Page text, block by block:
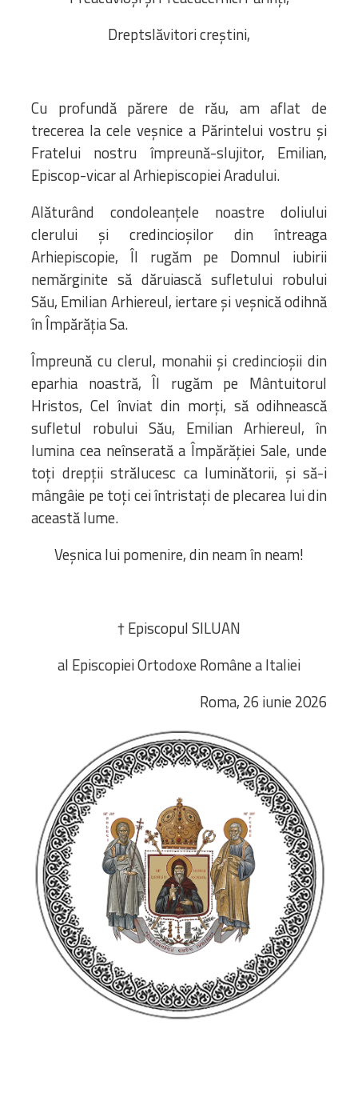
Parohiilor
Dreptslăvitori creștini,
Cu profundă părere de rău, am aflat de
trecerea la cele veșnice a Părintelui vostru și
Fratelui nostru împreună-slujitor, Emilian,
Episcop-vicar al Arhiepiscopiei Aradului.
Alăturând condoleanțele noastre doliului
clerului și credincioșilor din întreaga
Arhiepiscopie, Îl rugăm pe Domnul iubirii
nemărginite să dăruiască sufletului robului
Său, Emilian Arhiereul, iertare și veșnică odihnă
în Împărăția Sa.
Împreună cu clerul, monahii și credincioșii din
eparhia noastră, Îl rugăm pe Mântuitorul
Hristos, Cel înviat din morți, să odihnească
sufletul robului Său, Emilian Arhiereul, în
lumina cea neînserată a Împărăției Sale, unde
toți drepții strălucesc ca luminătorii, și să-i
mângâie pe toți cei întristați de plecarea lui din
această lume.
Veșnica lui pomenire, din neam în neam!
† Episcopul SILUAN
al Episcopiei Ortodoxe Române a Italiei
Roma, 26 iunie 2026